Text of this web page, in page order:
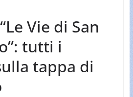
Vie di San
tutti i
tappa di